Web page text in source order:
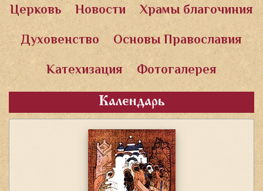
Церковь Новости
Храмы благочиния
Духовенство
Основы Православия
Катехизация
Фотогалерея
Календарь